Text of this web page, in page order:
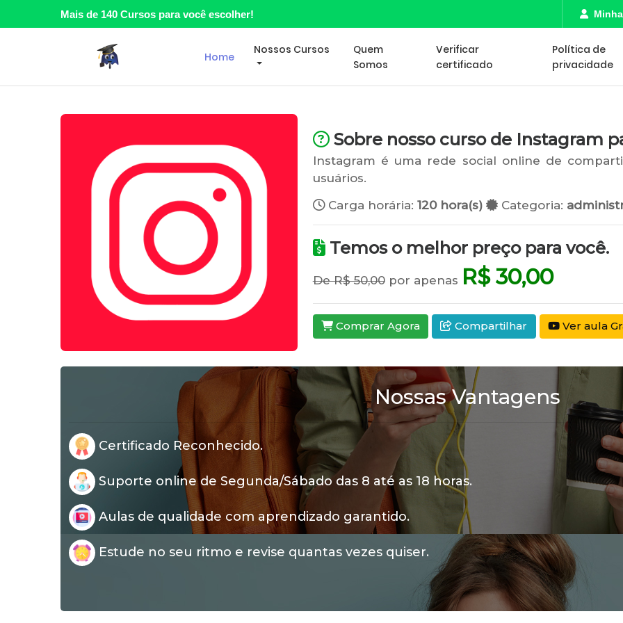
Mais de 140 Cursos para você escolher!
Home
Nossos Cursos
Quem
Somos
Verificar
certificado
Política de
privacidade
Sobre nosso curso de Instagram
Instagram é uma rede social online de
usuários.
Carga horária: 120 hora(s) Categoria:
Temos o melhor preço para você.
De R$ 50,00 por apenas R$ 30,00
Comprar Agora Compartilhar Ver aula
Nossas Vantagens
Certificado Reconhecido.
Suporte online de Segunda/Sábado das 8 até as 18 horas.
Aulas de qualidade com aprendizado garantido.
Estude no seu ritmo e revise quantas vezes quiser.